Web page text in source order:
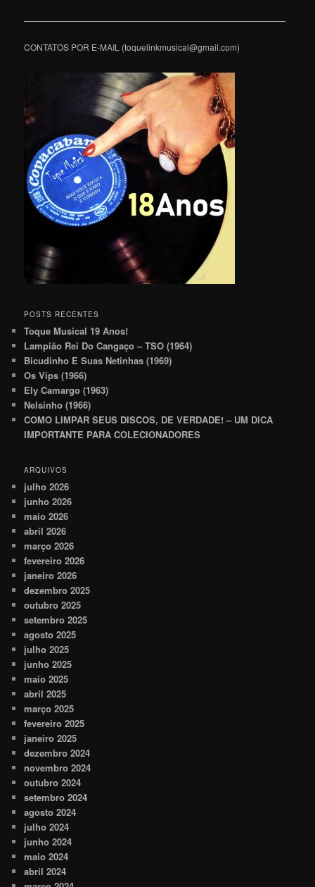
———————————————————————————————
CONTATOS POR E-MAIL (toquelinkmusical@gmail.com)
POSTS RECENTES
Toque Musical 19 Anos!
Lampião Rei Do Cangaço – TSO (1964)
Bicudinho E Suas Netinhas (1969)
Os Vips (1966)
Ely Camargo (1963)
Nelsinho (1966)
COMO LIMPAR SEUS DISCOS, DE VERDADE! – UM DICA
IMPORTANTE PARA COLECIONADORES
ARQUIVOS
julho 2026
junho 2026
maio 2026
abril 2026
março 2026
fevereiro 2026
janeiro 2026
dezembro 2025
outubro 2025
setembro 2025
agosto 2025
julho 2025
junho 2025
maio 2025
abril 2025
março 2025
fevereiro 2025
janeiro 2025
dezembro 2024
novembro 2024
outubro 2024
setembro 2024
agosto 2024
julho 2024
junho 2024
maio 2024
abril 2024